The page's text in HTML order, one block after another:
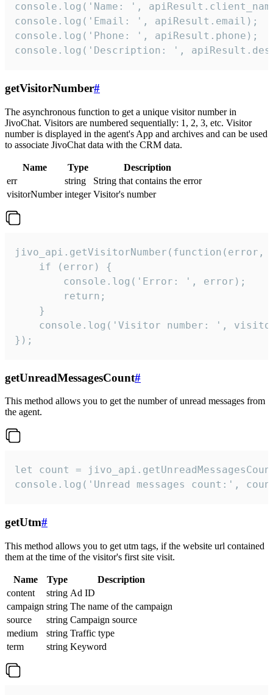
console.log('Name: ',
console.log('Email: ', apiResult.email);
console.log('Phone: ', apiResult.phone);
console.log('Description: ',
getVisitorNumber#
The asynchronous function to get a unique visitor number in
JivoChat. Visitors are numbered sequentially: 1, 2, 3, etc. Visitor
number is displayed in the agent's App and archives and can be used
to associate JivoChat data with the CRM data.
Name Type
Description
err
string
String that contains the error
visitorNumber integer Visitor's number
jivo_api.getVisitorNumber(function(error,
    if (error) {
        console.log('Error: ', error);
        return;
    }
console.log('Visitor number: ',
});
getUnreadMessagesCount#
This method allows you to get the number of unread messages from
the agent.
let count =
console.log('Unread messages count:',
getUtm#
This method allows you to get utm tags, if the website url contained
them at the time of the visitor's first site visit.
Name Type
Description
content
string Ad ID
campaign string The name of the campaign
source
string Campaign source
medium
string Traffic type
term
string Keyword